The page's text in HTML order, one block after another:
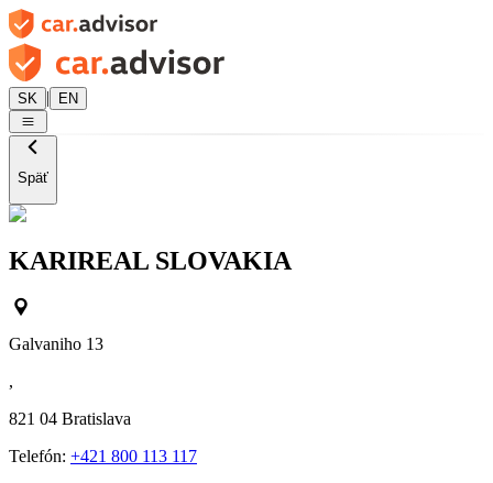
SK | EN
Späť
KARIREAL SLOVAKIA
Galvaniho 13
,
821 04 Bratislava
Telefón: +421 800 113 117